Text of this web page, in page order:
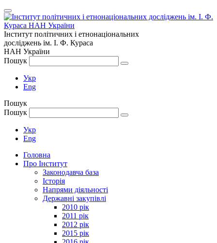
Інститут політичних і етнонаціональних
досліджень ім. І. Ф. Кураса
НАН України
Пошук
Укр
Eng
Пошук
Пошук
Укр
Eng
Головна
Про Інститут
Законодавча база
Історія
Напрями діяльності
Державні закупівлі
2010 рік
2011 рік
2012 рік
2015 рік